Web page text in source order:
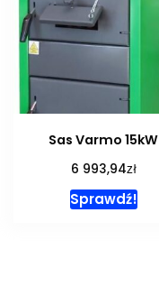
Sas Varmo 15kW
6 993,94zł
Sprawdź!